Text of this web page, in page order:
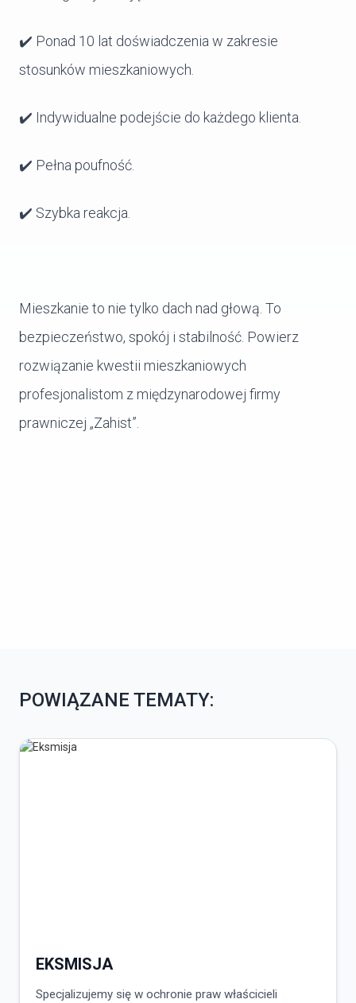
✔️ Ponad 10 lat doświadczenia w zakresie
stosunków mieszkaniowych.
✔️ Indywidualne podejście do każdego klienta.
✔️ Pełna poufność.
✔️ Szybka reakcja.
Mieszkanie to nie tylko dach nad głową. To
bezpieczeństwo, spokój i stabilność. Powierz
rozwiązanie kwestii mieszkaniowych
profesjonalistom z międzynarodowej firmy
prawniczej „Zahist”.
POWIĄZANE TEMATY:
EKSMISJA
Specjalizujemy się w ochronie praw właścicieli